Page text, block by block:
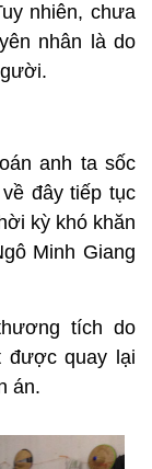
nhiên, chưa
nhân là do
anh ta sốc
đây tiếp tục
kỳ khó khăn
Minh Giang
tích do
được quay lại
án.